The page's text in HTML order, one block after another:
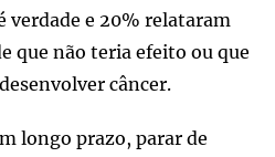
verdade e 20% relataram
que não teria efeito ou que
câncer.
longo prazo, parar de